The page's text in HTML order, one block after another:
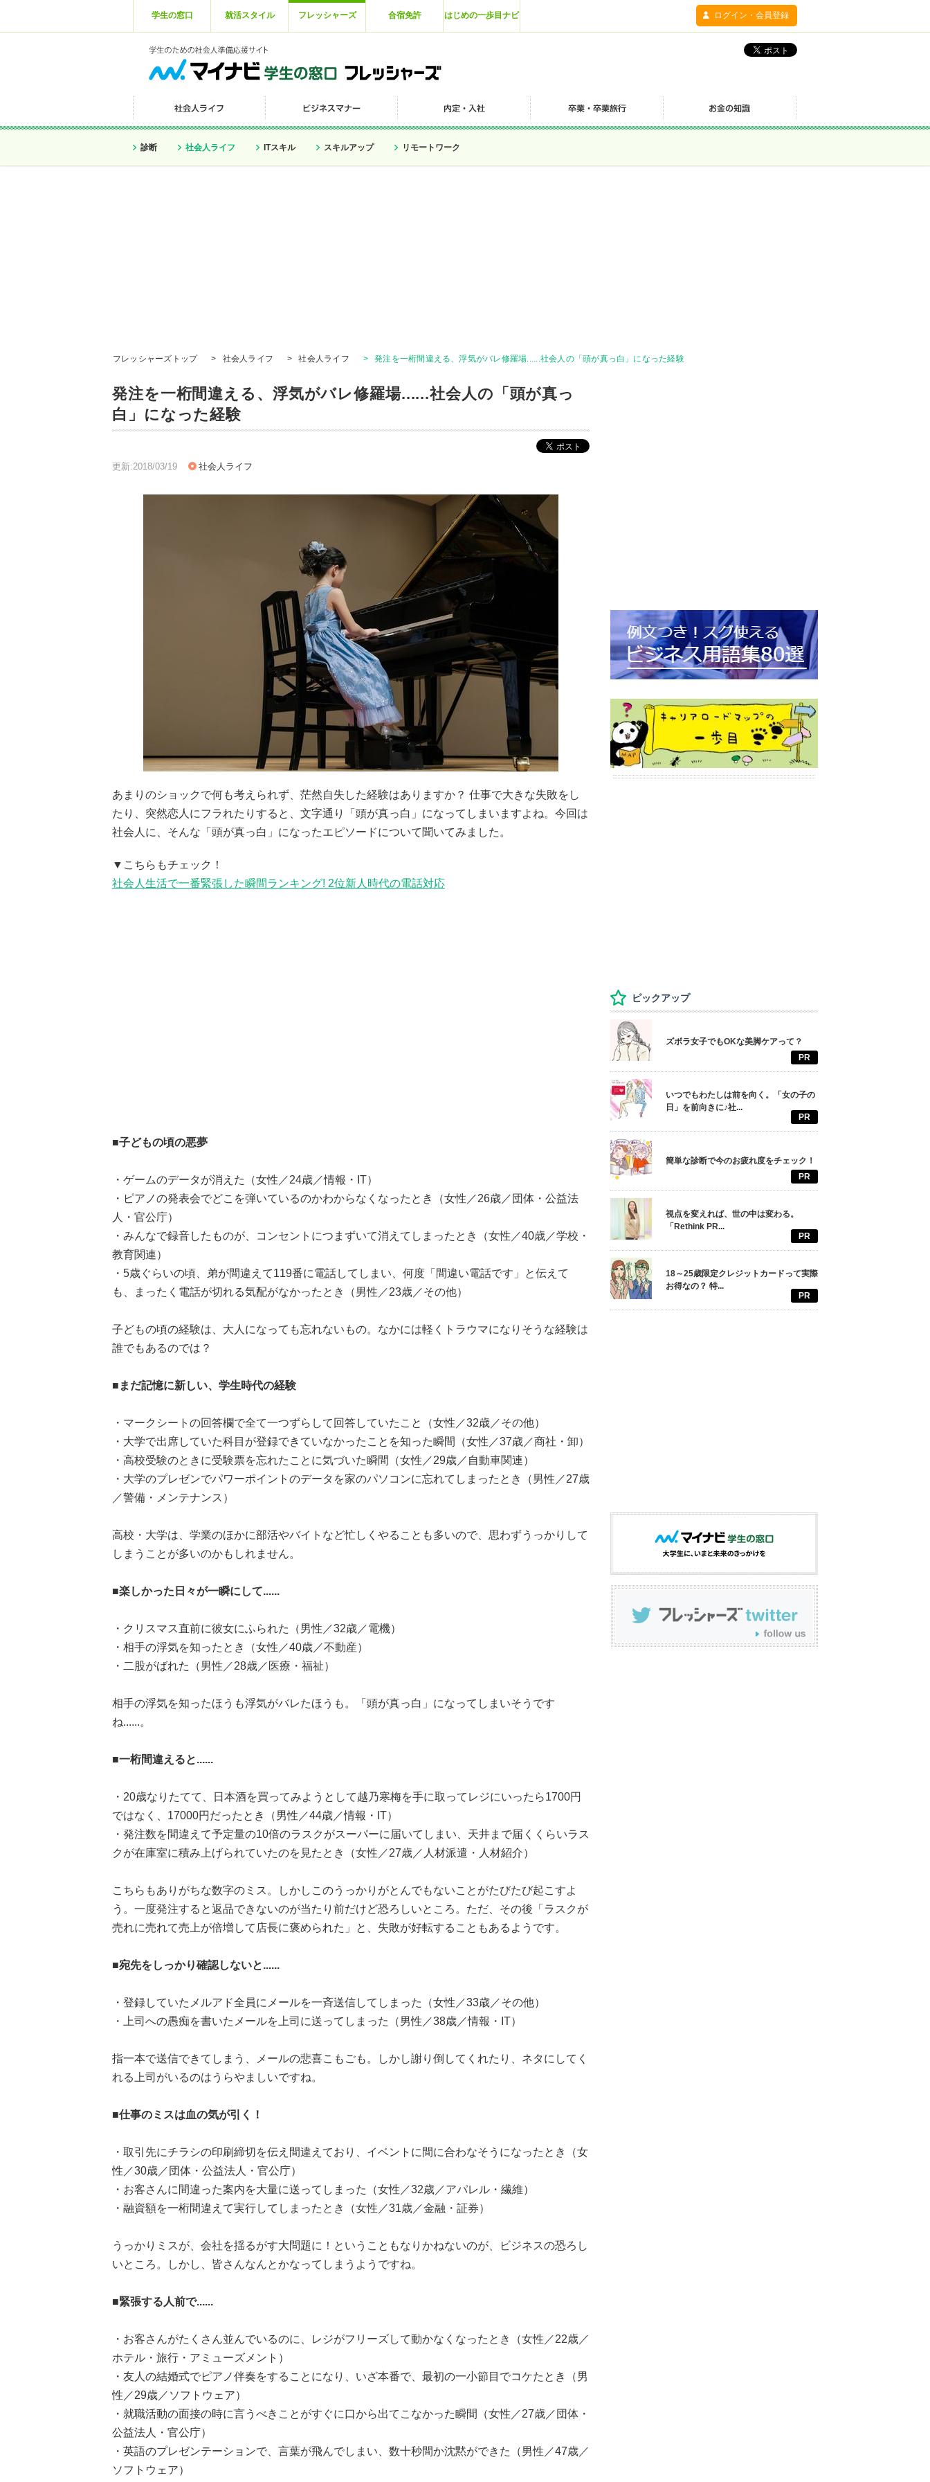
学生の窓口 就活スタイル フレッシャーズ 合宿免許 はじめの一歩目ナビ ログイン・会員登録
診断 社会人ライフ ITスキル スキルアップ リモートワーク
フレッシャーズトップ > 社会人ライフ > 社会人ライフ > 発注を一桁間違える、浮気がバレ修羅場......社会人の「頭が真っ白」になった経験
発注を一桁間違える、浮気がバレ修羅場......社会人の「頭が真っ
白」になった経験
更新:2018/03/19 社会人ライフ
あまりのショックで何も考えられず、茫然自失した経験はありますか？ 仕事で大きな失敗をし
たり、突然恋人にフラれたりすると、文字通り「頭が真っ白」になってしまいますよね。今回は
社会人に、そんな「頭が真っ白」になったエピソードについて聞いてみました。
▼こちらもチェック！
社会人生活で一番緊張した瞬間ランキング! 2位新人時代の電話対応
■子どもの頃の悪夢
・ゲームのデータが消えた（女性／24歳／情報・IT）
・ピアノの発表会でどこを弾いているのかわからなくなったとき（女性／26歳／団体・公益法
人・官公庁）
・みんなで録音したものが、コンセントにつまずいて消えてしまったとき（女性／40歳／学校・
教育関連）
・5歳ぐらいの頃、弟が間違えて119番に電話してしまい、何度「間違い電話です」と伝えて
も、まったく電話が切れる気配がなかったとき（男性／23歳／その他）
子どもの頃の経験は、大人になっても忘れないもの。なかには軽くトラウマになりそうな経験は
誰でもあるのでは？
■まだ記憶に新しい、学生時代の経験
・マークシートの回答欄で全て一つずらして回答していたこと（女性／32歳／その他）
・大学で出席していた科目が登録できていなかったことを知った瞬間（女性／37歳／商社・卸）
・高校受験のときに受験票を忘れたことに気づいた瞬間（女性／29歳／自動車関連）
・大学のプレゼンでパワーポイントのデータを家のパソコンに忘れてしまったとき（男性／27歳
／警備・メンテナンス）
高校・大学は、学業のほかに部活やバイトなど忙しくやることも多いので、思わずうっかりして
しまうことが多いのかもしれません。
■楽しかった日々が一瞬にして......
・クリスマス直前に彼女にふられた（男性／32歳／電機）
・相手の浮気を知ったとき（女性／40歳／不動産）
・二股がばれた（男性／28歳／医療・福祉）
相手の浮気を知ったほうも浮気がバレたほうも。「頭が真っ白」になってしまいそうです
ね......。
■一桁間違えると......
・20歳なりたてて、日本酒を買ってみようとして越乃寒梅を手に取ってレジにいったら1700円
ではなく、17000円だったとき（男性／44歳／情報・IT）
・発注数を間違えて予定量の10倍のラスクがスーパーに届いてしまい、天井まで届くくらいラス
クが在庫室に積み上げられていたのを見たとき（女性／27歳／人材派遣・人材紹介）
こちらもありがちな数字のミス。しかしこのうっかりがとんでもないことがたびたび起こすよ
う。一度発注すると返品できないのが当たり前だけど恐ろしいところ。ただ、その後「ラスクが
売れに売れて売上が倍増して店長に褒められた」と、失敗が好転することもあるようです。
■宛先をしっかり確認しないと......
・登録していたメルアド全員にメールを一斉送信してしまった（女性／33歳／その他）
・上司への愚痴を書いたメールを上司に送ってしまった（男性／38歳／情報・IT）
指一本で送信できてしまう、メールの悲喜こもごも。しかし謝り倒してくれたり、ネタにしてく
れる上司がいるのはうらやましいですね。
■仕事のミスは血の気が引く！
・取引先にチラシの印刷締切を伝え間違えており、イベントに間に合わなそうになったとき（女
性／30歳／団体・公益法人・官公庁）
・お客さんに間違った案内を大量に送ってしまった（女性／32歳／アパレル・繊維）
・融資額を一桁間違えて実行してしまったとき（女性／31歳／金融・証券）
うっかりミスが、会社を揺るがす大問題に！ということもなりかねないのが、ビジネスの恐ろし
いところ。しかし、皆さんなんとかなってしまうようですね。
■緊張する人前で......
・お客さんがたくさん並んでいるのに、レジがフリーズして動かなくなったとき（女性／22歳／
ホテル・旅行・アミューズメント）
・友人の結婚式でピアノ伴奏をすることになり、いざ本番で、最初の一小節目でコケたとき（男
性／29歳／ソフトウェア）
・就職活動の面接の時に言うべきことがすぐに口から出てこなかった瞬間（女性／27歳／団体・
公益法人・官公庁）
・英語のプレゼンテーションで、言葉が飛んでしまい、数十秒間か沈黙ができた（男性／47歳／
ソフトウェア）
ピックアップ
ズボラ女子でもOKな美脚ケアって？
PR
いつでもわたしは前を向く。「女の子の
日」を前向きに♪社...
PR
簡単な診断で今のお疲れ度をチェック！
PR
視点を変えれば、世の中は変わる。
「Rethink PR...
PR
18～25歳限定クレジットカードって実際
お得なの？ 特...
PR